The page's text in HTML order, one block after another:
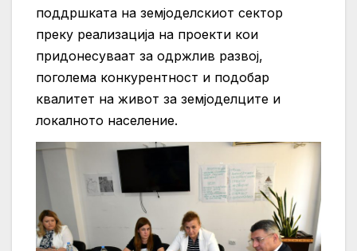
поддршката на земјоделскиот сектор
преку реализација на проекти кои
придонесуваат за одржлив развој,
поголема конкурентност и подобар
квалитет на живот за земјоделците и
локалното население.